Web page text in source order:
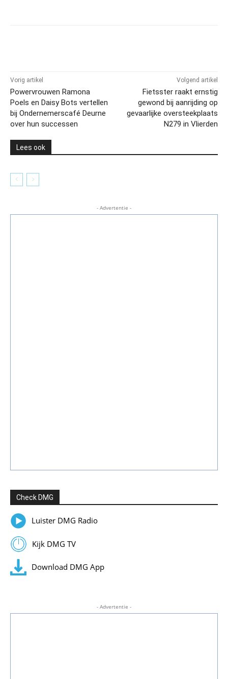
Vorig artikel
Powervrouwen Ramona
Poels en Daisy Bots vertellen
bij Ondernemerscafé Deurne
over hun successen
Volgend artikel
Fietsster raakt ernstig
gewond bij aanrijding op
gevaarlijke oversteekplaats
N279 in Vlierden
Lees ook
- Advertentie -
Check DMG
Luister DMG Radio
Kijk DMG TV
Download DMG App
- Advertentie -